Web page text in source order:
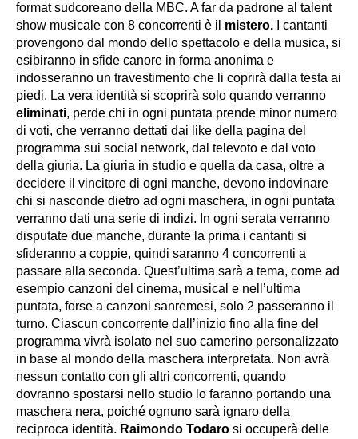
format sudcoreano della MBC. A far da padrone al talent
show musicale con 8 concorrenti è il mistero.
I cantanti
provengono dal mondo dello spettacolo e della musica, si
esibiranno in sfide canore in forma anonima e
indosseranno un travestimento che li coprirà dalla testa ai
piedi. La vera identità si scoprirà solo quando verranno
eliminati, perde chi in ogni puntata prende minor numero
di voti, che verranno dettati dai like della pagina del
programma sui social network, dal televoto e dal voto
della giuria. La giuria in studio e quella da casa, oltre a
decidere il vincitore di ogni manche, devono indovinare
chi si nasconde dietro ad ogni maschera, in ogni puntata
verranno dati una serie di indizi. In ogni serata verranno
disputate due manche, durante la prima i cantanti si
sfideranno a coppie, quindi saranno 4 concorrenti a
passare alla seconda. Quest’ultima sarà a tema, come ad
esempio canzoni del cinema, musical e nell’ultima
puntata, forse a canzoni sanremesi, solo 2 passeranno il
turno. Ciascun concorrente dall’inizio fino alla fine del
programma vivrà isolato nel suo camerino personalizzato
in base al mondo della maschera interpretata. Non avrà
nessun contatto con gli altri concorrenti, quando
dovranno spostarsi nello studio lo faranno portando una
maschera nera, poiché ognuno sarà ignaro della
reciproca identità. Raimondo Todaro si occuperà delle